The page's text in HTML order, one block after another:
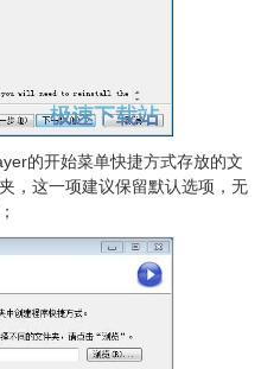
的开始菜单快捷方式存放的文
，这一项建议保留默认选项，无